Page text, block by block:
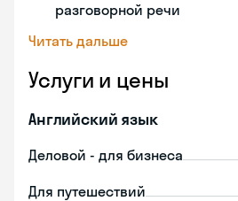
разговорной речи
Читать дальше
Услуги и цены
Английский язык
Деловой - для бизнеса
Для путешествий